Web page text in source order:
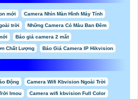
mới Camera Nhìn Màn Hình Máy Tính
trời Những Camera Có Màu Ban Đêm
Báo giá camera 2 mắt
Chất Lượng Báo Giá Camera IP Hikvision
Động Camera Wifi Kbvision Ngoài Trời
Imou Camera wifi kbvision Full Color